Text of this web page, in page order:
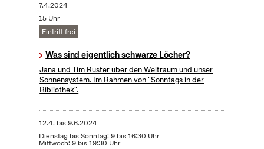
7.4.2024
15 Uhr
Eintritt frei
Was sind eigentlich schwarze Löcher?
Jana und Tim Ruster über den Weltraum und unser
Sonnensystem. Im Rahmen von "Sonntags in der
Bibliothek".
12.4. bis9.6.2024
Dienstag bis Sonntag: 9 bis 16:30 Uhr
Mittwoch: 9 bis 19:30 Uhr